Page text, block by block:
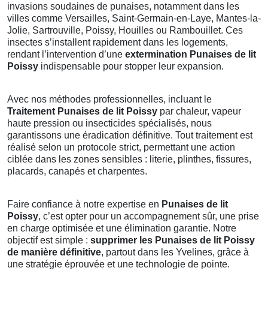
invasions soudaines de punaises, notamment dans les
villes comme Versailles, Saint-Germain-en-Laye, Mantes-la-
Jolie, Sartrouville, Poissy, Houilles ou Rambouillet. Ces
insectes s’installent rapidement dans les logements,
rendant l’intervention d’une extermination Punaises de lit
Poissy indispensable pour stopper leur expansion.
Avec nos méthodes professionnelles, incluant le
Traitement Punaises de lit Poissy par chaleur, vapeur
haute pression ou insecticides spécialisés, nous
garantissons une éradication définitive. Tout traitement est
réalisé selon un protocole strict, permettant une action
ciblée dans les zones sensibles : literie, plinthes, fissures,
placards, canapés et charpentes.
Faire confiance à notre expertise en Punaises de lit
Poissy, c’est opter pour un accompagnement sûr, une prise
en charge optimisée et une élimination garantie. Notre
objectif est simple : supprimer les Punaises de lit Poissy
de manière définitive, partout dans les Yvelines, grâce à
une stratégie éprouvée et une technologie de pointe.